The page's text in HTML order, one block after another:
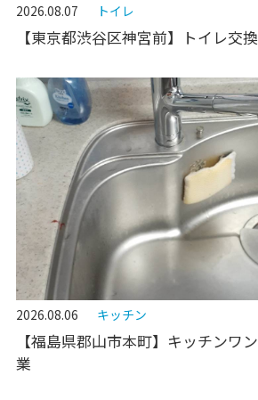
2026.08.07 トイレ
【東京都渋谷区神宮前】トイレ交換
2026.08.06 キッチン
【福島県郡山市本町】キッチンワ
業